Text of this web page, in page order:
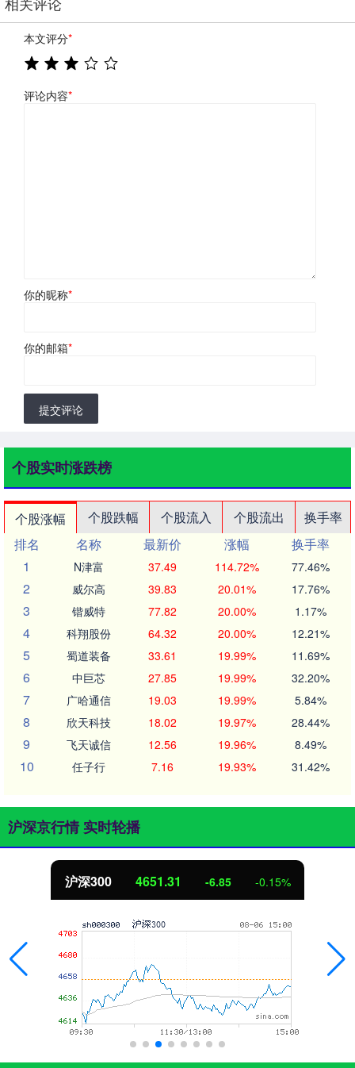
本文评分*
评论内容*
你的昵称*
你的邮箱*
提交评论
个股实时涨跌榜
个股涨幅 个股跌幅 个股流入 个股流出
换手率
排名
名称 最新价 涨幅
换手率
1
N津富 37.49 114.72% 77.46%
2 威尔高 39.83 20.01% 17.76%
3 锴威特 77.82 20.00% 1.17%
4 科翔股份 64.32 20.00% 12.21%
5 蜀道装备 33.61 19.99% 11.69%
6 中巨芯 27.85 19.99% 32.20%
7 广哈通信 19.03 19.99% 5.84%
8 欣天科技 18.02 19.97% 28.44%
9 飞天诚信 12.56 19.96% 8.49%
10 任子行 7.16 19.93% 31.42%
沪深京行情 实时轮播
沪深300 4651.31 -6.85 -0.15%